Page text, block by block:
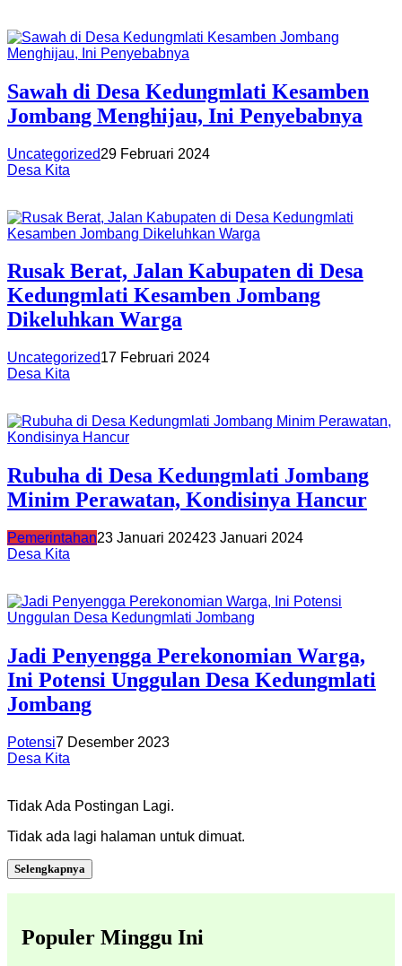
Sawah di Desa Kedungmlati Kesamben
Jombang Menghijau, Ini Penyebabnya
Uncategorized29 Februari 2024
Desa Kita
Rusak Berat, Jalan Kabupaten di Desa
Kedungmlati Kesamben Jombang
Dikeluhkan Warga
Uncategorized17 Februari 2024
Desa Kita
Rubuha di Desa Kedungmlati Jombang
Minim Perawatan, Kondisinya Hancur
Pemerintahan23 Januari 202423 Januari 2024
Desa Kita
Jadi Penyengga Perekonomian Warga,
Ini Potensi Unggulan Desa Kedungmlati
Jombang
Potensi7 Desember 2023
Desa Kita
Tidak Ada Postingan Lagi.
Tidak ada lagi halaman untuk dimuat.
Selengkapnya
Populer Minggu Ini